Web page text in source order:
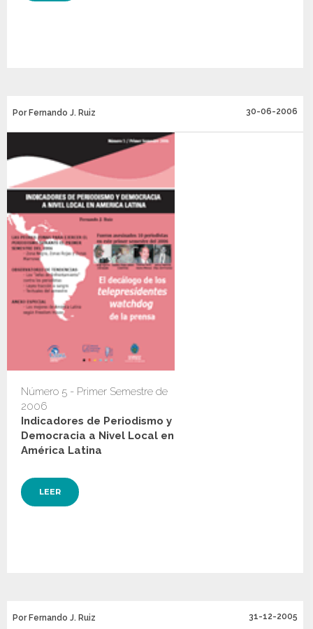
Por Fernando J. Ruiz 30-06-2006
Número 5 - Primer Semestre de
2006
Indicadores de Periodismo y
Democracia a Nivel Local en
América Latina
LEER
Por Fernando J. Ruiz 31-12-2005